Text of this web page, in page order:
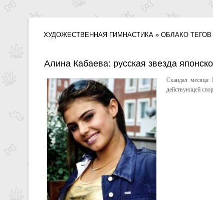
ХУДОЖЕСТВЕННАЯ ГИМНАСТИКА » ОБЛАКО ТЕГОВ
Алина Кабаева: русская звезда
Скандал
действующей